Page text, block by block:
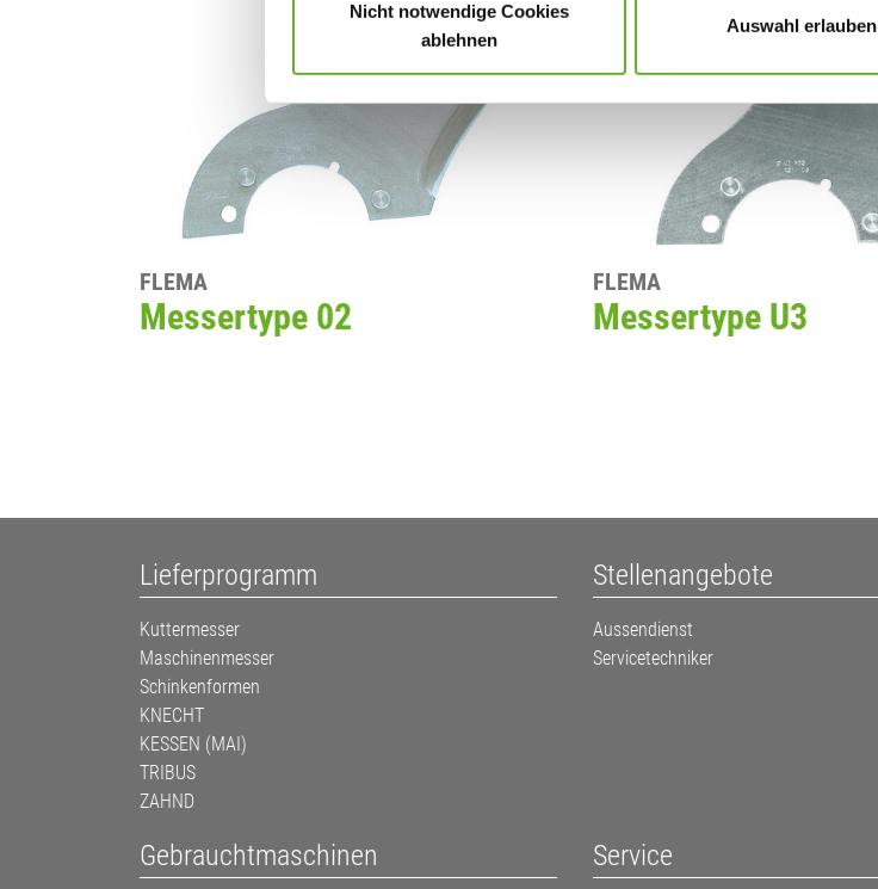
Weitere Informationen finden Sie in unseren Datenschutzhinweise.
Nicht notwendige Cookies
ablehnen
Auswahl erlauben
FLEMA
Messertype 02
FLEMA
Messertype U3
Lieferprogramm
Kuttermesser
Maschinenmesser
Schinkenformen
KNECHT
KESSEN (MAI)
TRIBUS
ZAHND
Stellenangebote
Aussendienst
Servicetechniker
Gebrauchtmaschinen Service